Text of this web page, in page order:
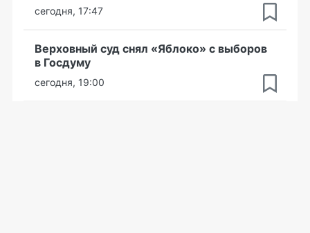
сегодня, 17:47
Верховный суд снял «Яблоко» с выборов
в Госдуму
сегодня, 19:00